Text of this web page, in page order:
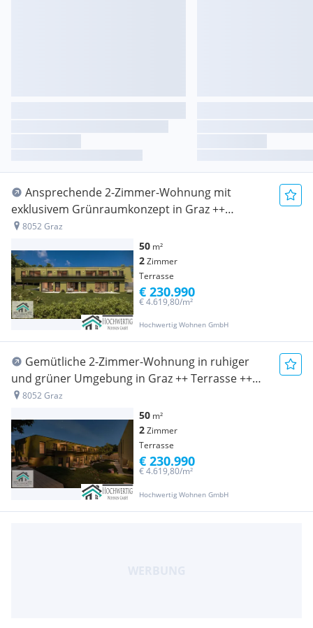
Ansprechende 2-Zimmer-Wohnung mit
exklusivem Grünraumkonzept in Graz ++
Terrasse ++ Tiefgarage ++
8052 Graz
50 m²
2Zimmer
Terrasse
Hochwertig Wohnen GmbH
€ 4.619,80/m²
€ 230.990
Gemütliche 2-Zimmer-Wohnung in ruhiger
und grüner Umgebung in Graz ++ Terrasse ++
Tiefgarage ++
8052 Graz
50 m²
2Zimmer
Terrasse
Hochwertig Wohnen GmbH
€ 4.619,80/m²
€ 230.990